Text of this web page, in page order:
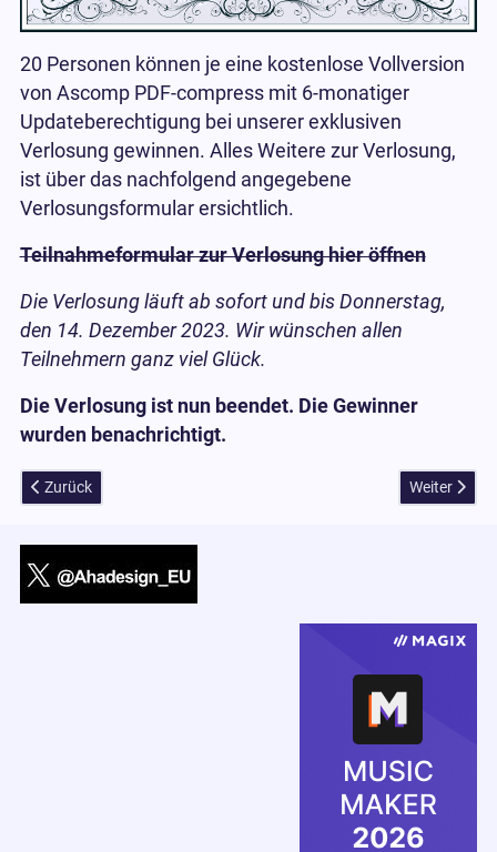
20 Personen können je eine kostenlose Vollversion
von Ascomp PDF-compress mit 6-monatiger
Updateberechtigung bei unserer exklusiven
Verlosung gewinnen. Alles Weitere zur Verlosung,
ist über das nachfolgend angegebene
Verlosungsformular ersichtlich.
Teilnahmeformular zur Verlosung hier öffnen
Die Verlosung läuft ab sofort und bis Donnerstag,
den 14. Dezember 2023. Wir wünschen allen
Teilnehmern ganz viel Glück.
Die Verlosung ist nun beendet. Die Gewinner
wurden benachrichtigt.
Vorheriger Beitrag: DxO-Verlosung - Kamerabodies bis 5.000 € Wert
Zurück Nächster
Weiter